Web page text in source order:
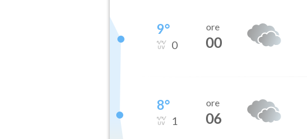
9°
0
ore
00
8°
1
ore
06